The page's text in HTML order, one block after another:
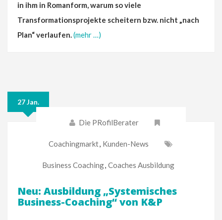
in ihm in Romanform, warum so viele
Transformationsprojekte scheitern bzw. nicht „nach
Plan“ verlaufen.(mehr …)
27 Jan.
Die PRofilBerater
Coachingmarkt, Kunden-News
Business Coaching, Coaches Ausbildung
Neu: Ausbildung „Systemisches
Business-Coaching“ von K&P